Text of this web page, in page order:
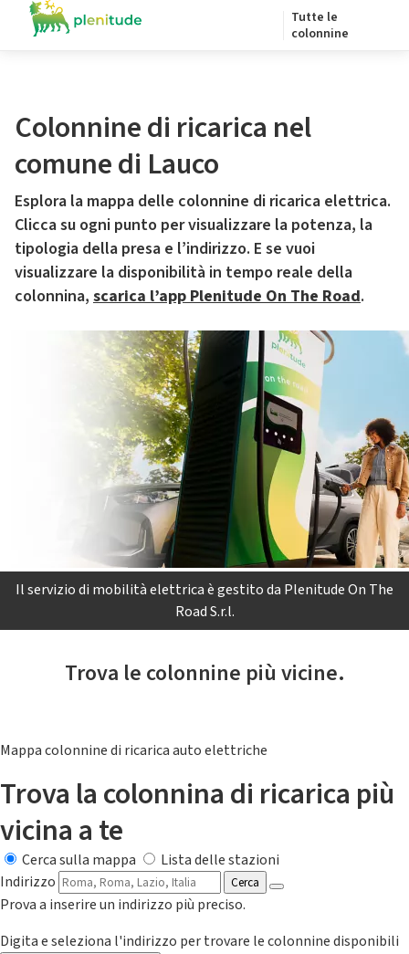
Tutte le
colonnine
Colonnine di ricarica nel
comune di Lauco
Esplora la mappa delle colonnine di ricarica elettrica.
Clicca su ogni punto per visualizzare la potenza, la
tipologia della presa e l’indirizzo. E se vuoi
visualizzare la disponibilità in tempo reale della
colonnina, scarica l’app Plenitude On The Road.
Il servizio di mobilità elettrica è gestito da Plenitude On The
Road S.r.l.
Trova le colonnine più vicine.
Mappa colonnine di ricarica auto elettriche
Trova la colonnina di ricarica più
vicina a te
Cerca sulla mappa
Lista delle stazioni
Indirizzo
Cerca
Prova a inserire un indirizzo più preciso.
Digita e seleziona l'indirizzo per trovare le colonnine disponibili